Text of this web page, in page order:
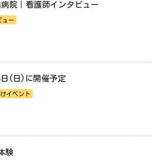
院｜看護師インタビュー
ュー
日(日)に開催予定
イベント
験